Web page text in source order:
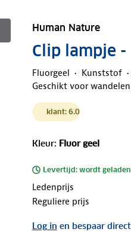
Human Nature
Clip lampje
Fluorgeel Kunststof
Geschikt voor wandelen
klant: 6.0
Kleur: Fluor geel
Levertijd: wordt
Ledenprijs
Reguliere prijs
Log in en bespaar direct